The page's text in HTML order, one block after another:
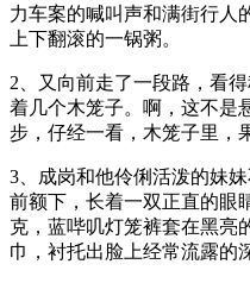
力车案的喊叫声和满街行人
上下翻滚的一锅粥。
2、又向前走了一段路，看
着几个木笼子。啊，这不是
步，仔经一看，木笼子里，
3、成岗和他伶俐活泼的妹
前额下，长着一双正直的眼
克，蓝哔叽灯笼裤套在黑亮
巾，衬托出脸上经常流露的